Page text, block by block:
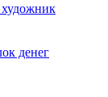
денег